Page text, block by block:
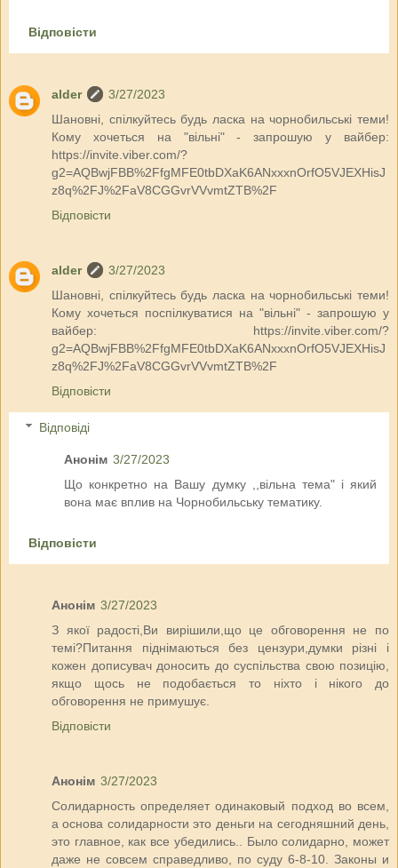
Відповісти
alder
3/27/2023
Шановні, спілкуйтесь будь ласка на чорнобильські теми!
Кому хочеться на "вільні" - запрошую у вайбер:
https://invite.viber.com/?
g2=AQBwjFBB%2FfgMFE0tbDXaK6ANxxxnOrfO5VJEXHisJ
z8q%2FJ%2FaV8CGGvrVVvmtZTB%2F
Відповісти
alder
3/27/2023
Шановні, спілкуйтесь будь ласка на чорнобильські теми!
Кому хочеться поспілкуватися на "вільні" - запрошую у
вайбер: https://invite.viber.com/?
g2=AQBwjFBB%2FfgMFE0tbDXaK6ANxxxnOrfO5VJEXHisJ
z8q%2FJ%2FaV8CGGvrVVvmtZTB%2F
Відповісти
Відповіді
Анонім 3/27/2023
Що конкретно на Вашу думку ,,вільна тема" і який
вона має вплив на Чорнобильську тематику.
Відповісти
Анонім 3/27/2023
З якої радості,Ви вирішили,що це обговорення не по
темі?Питання піднімаються без цензури,думки різні і
кожен дописувач доносить до суспільства свою позицію,
якщо щось не подобається то ніхто і нікого до
обговорення не примушує.
Відповісти
Анонім 3/27/2023
Солидарность определяет одинаковый подход во всем,
а основа солидарности это деньги на сегодняшний день,
это главное, как все убедились.. Было солидарно, может
даже не совсем справедливо, по суду 6-8-10. Законы и